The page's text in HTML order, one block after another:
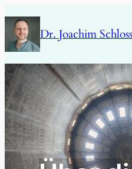
Inhalt
springen
Dr. Joachim